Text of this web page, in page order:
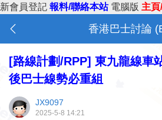
新會員登記 報料/聯絡本站 電腦版 主
香港巴士討論
[路線計劃/RPP] 東九龍線車
後巴士線勢必重組
JX9097
2025-5-8 14:21